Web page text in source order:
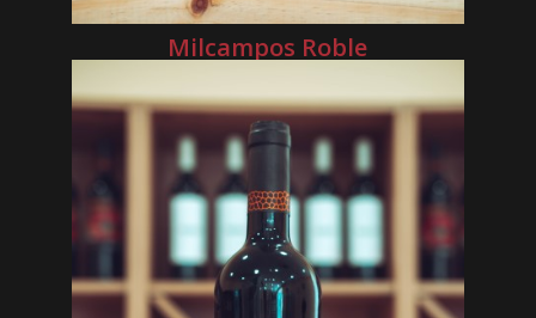
Milcampos Roble